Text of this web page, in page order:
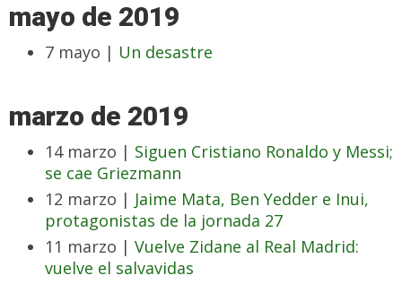
mayo de 2019
7 mayo | Un desastre
marzo de 2019
14 marzo | Siguen Cristiano Ronaldo y Messi;
se cae Griezmann
12 marzo | Jaime Mata, Ben Yedder e Inui,
protagonistas de la jornada 27
11 marzo | Vuelve Zidane al Real Madrid:
vuelve el salvavidas